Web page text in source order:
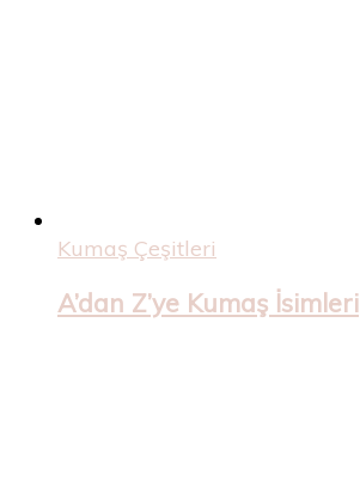
Kumaş Çeşitleri
A’dan Z’ye Kumaş İsimleri